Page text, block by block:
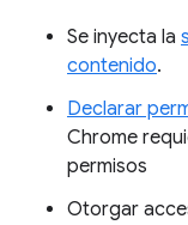
Se inyecta la
contenido.
Declarar
Chrome
permisos
Otorgar